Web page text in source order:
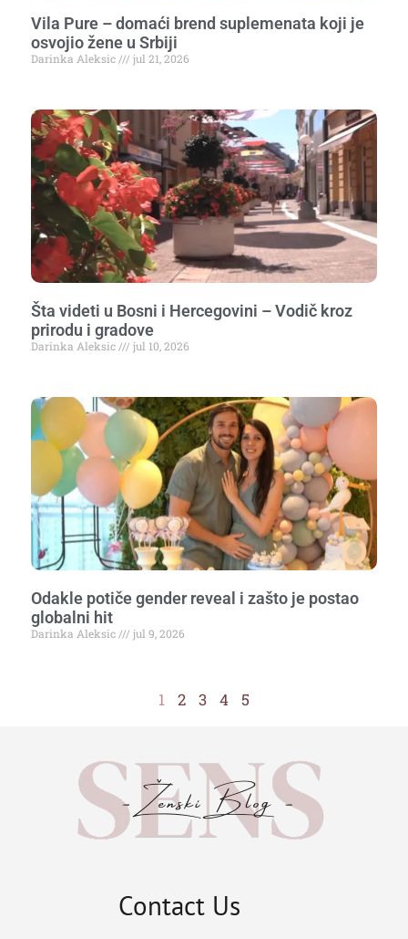
Vila Pure – domaći brend suplemenata koji je
osvojio žene u Srbiji
Darinka Aleksic jul 21, 2026
Šta videti u Bosni i Hercegovini – Vodič kroz
prirodu i gradove
Darinka Aleksic jul 10, 2026
Odakle potiče gender reveal i zašto je postao
globalni hit
Darinka Aleksic jul 9, 2026
1 2 3 4 5
Contact Us